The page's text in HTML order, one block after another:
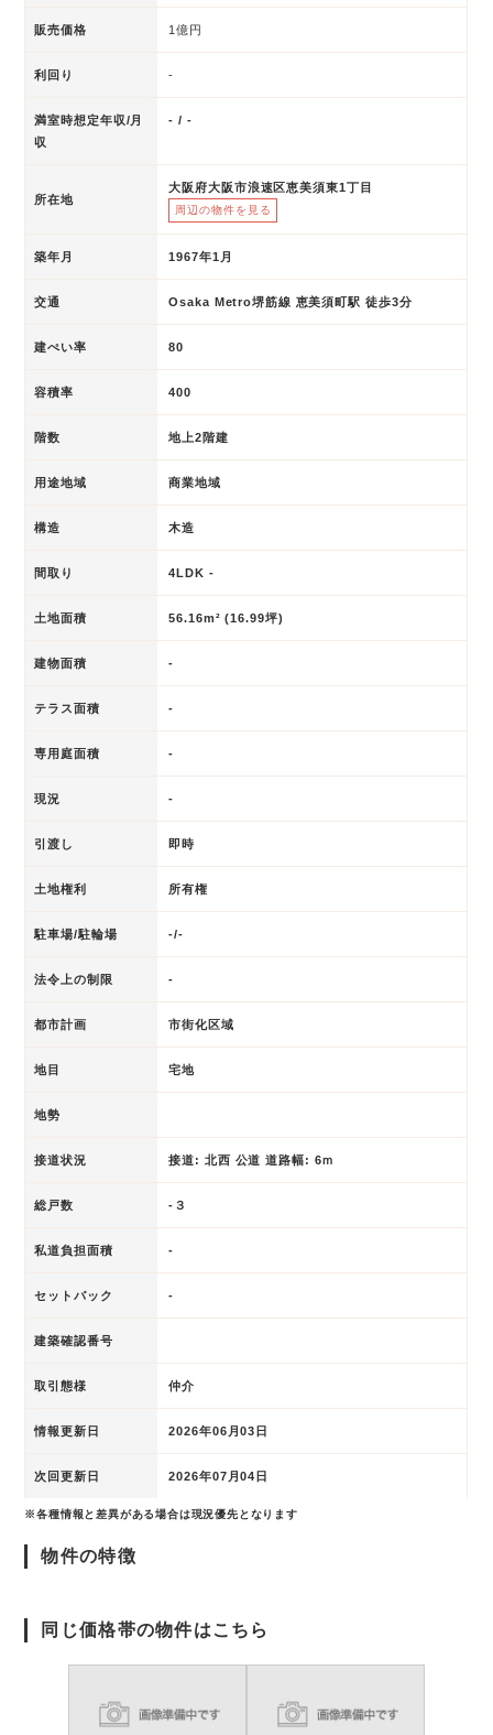
販売価格 1億円
利回り -
満室時想定年収/月
収
- / -
所在地
大阪府大阪市浪速区恵美須東1丁目
周辺の物件を見る
築年月 1967年1月
交通 Osaka Metro堺筋線 恵美須町駅 徒歩3分
建ぺい率 80
容積率 400
階数 地上2階建
用途地域 商業地域
構造 木造
間取り 4LDK -
土地面積 56.16m² (16.99坪)
建物面積 -
テラス面積 -
専用庭面積 -
現況 -
引渡し 即時
土地権利 所有権
駐車場/駐輪場 -/-
法令上の制限 -
都市計画 市街化区域
地目 宅地
地勢
接道状況 接道: 北西 公道 道路幅: 6ｍ
総戸数 -３
私道負担面積 -
セットバック -
建築確認番号
取引態様 仲介
情報更新日 2026年06月03日
次回更新日 2026年07月04日
※各種情報と差異がある場合は現況優先となります
物件の特徴
同じ価格帯の物件はこちら